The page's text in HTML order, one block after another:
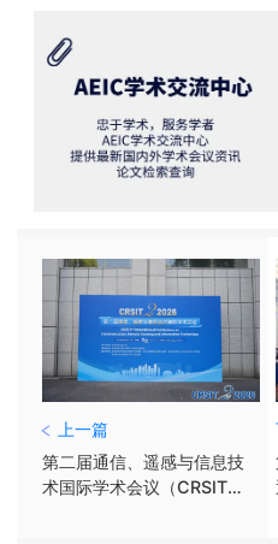
上一篇
第二届通信、遥感与信息技
术国际学术会议（CRSIT